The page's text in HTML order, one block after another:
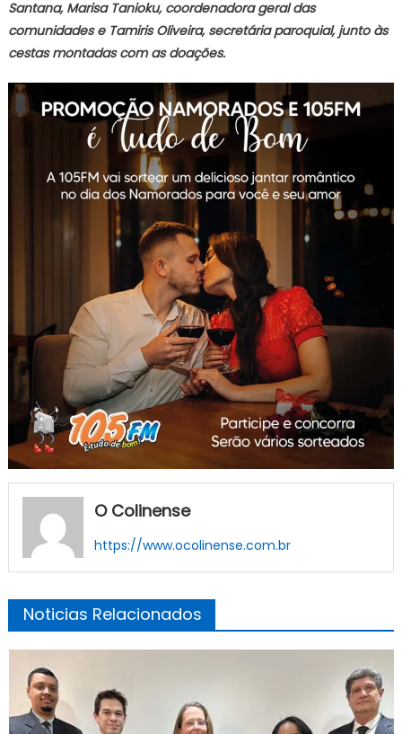
Santana, Marisa Tanioku, coordenadora geral das
comunidades e Tamiris Oliveira, secretária paroquial, junto às
cestas montadas com as doações.
O Colinense
https://www.ocolinense.com.br
Noticias Relacionados